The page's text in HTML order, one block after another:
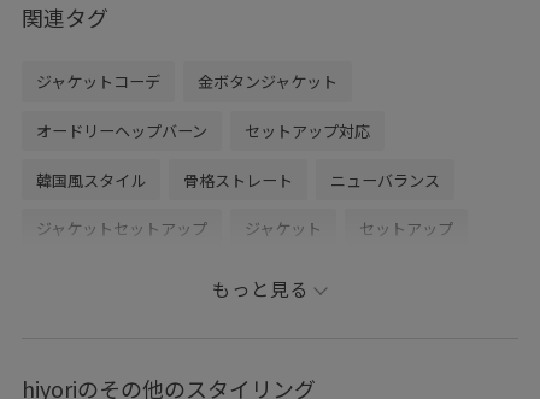
関連タグ
ジャケットコーデ 金ボタンジャケット
オードリーヘップバーン セットアップ対応
韓国風スタイル 骨格ストレート ニューバランス
ジャケットセットアップ ジャケット セットアップ
初秋コーデ 秋コーデ
韓国ファッション スポーツミックス
もっと見る
hiyoriのその他のスタイリング